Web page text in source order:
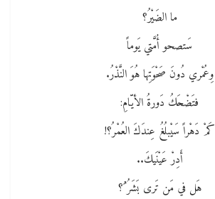
ما الضَيْرُ؟
سَتصحو أُمَّتي يَوماً
وِعُمْري دُونَ صَحْوَتِها هُوَ النَّذْرُ.
فتَضْحَكُ دَورةُ الأيّامِ:
كَمْ دَهْراً سَيْبلُغُ عِندَكَ العُمْرُ؟!
أَدِرْ عَيْنَيكَ..
هَل في مَن تَرى بَشَرُ ُ؟